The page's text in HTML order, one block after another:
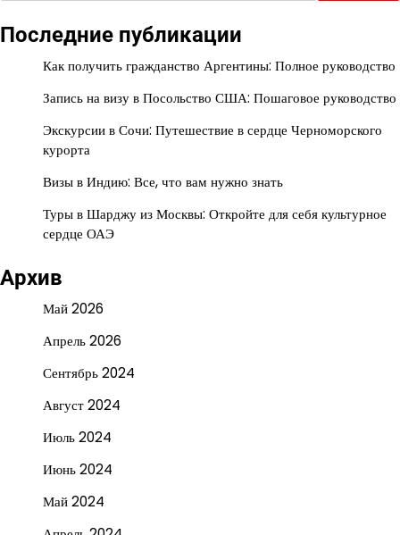
Последние публикации
Как получить гражданство Аргентины: Полное руководство
Запись на визу в Посольство США: Пошаговое руководство
Экскурсии в Сочи: Путешествие в сердце Черноморского
курорта
Визы в Индию: Все, что вам нужно знать
Туры в Шарджу из Москвы: Откройте для себя культурное
сердце ОАЭ
Архив
Май 2026
Апрель 2026
Сентябрь 2024
Август 2024
Июль 2024
Июнь 2024
Май 2024